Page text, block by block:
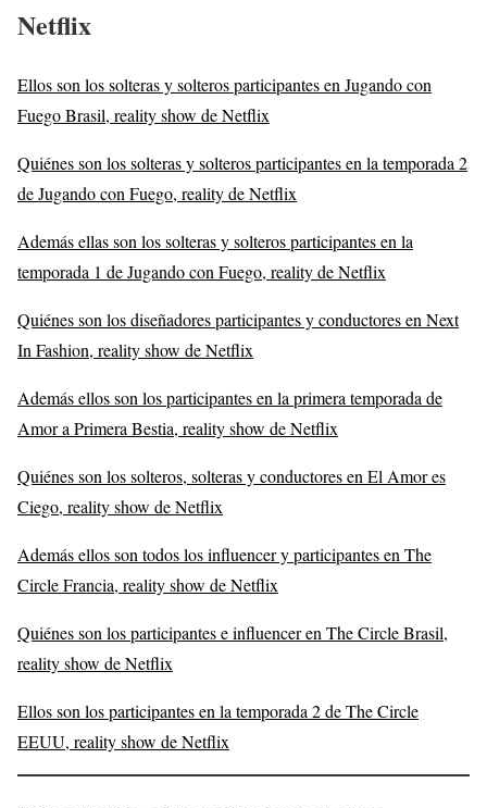
Netflix
Ellos son los solteras y solteros participantes en Jugando con
Fuego Brasil, reality show de Netflix
Quiénes son los solteras y solteros participantes en la temporada 2
de Jugando con Fuego, reality de Netflix
Además ellas son los solteras y solteros participantes en la
temporada 1 de Jugando con Fuego, reality de Netflix
Quiénes son los diseñadores participantes y conductores en Next
In Fashion, reality show de Netflix
Además ellos son los participantes en la primera temporada de
Amor a Primera Bestia, reality show de Netflix
Quiénes son los solteros, solteras y conductores en El Amor es
Ciego, reality show de Netflix
Además ellos son todos los influencer y participantes en The
Circle Francia, reality show de Netflix
Quiénes son los participantes e influencer en The Circle Brasil,
reality show de Netflix
Ellos son los participantes en la temporada 2 de The Circle
EEUU, reality show de Netflix